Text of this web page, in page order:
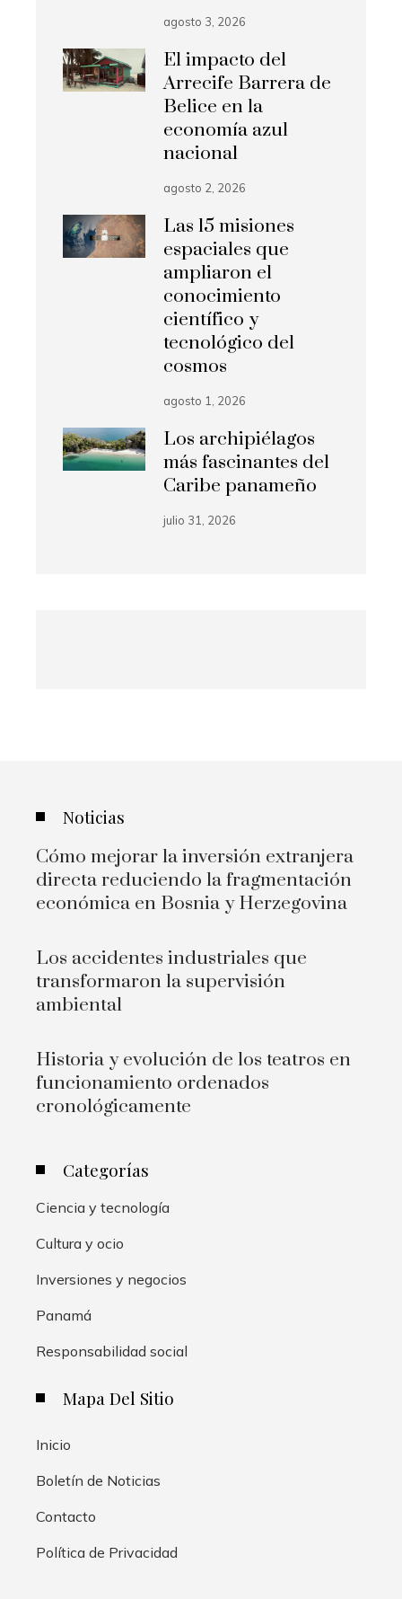
agosto 3, 2026
El impacto del
Arrecife Barrera de
Belice en la
economía azul
nacional
agosto 2, 2026
Las 15 misiones
espaciales que
ampliaron el
conocimiento
científico y
tecnológico del
cosmos
agosto 1, 2026
Los archipiélagos
más fascinantes del
Caribe panameño
julio 31, 2026
Noticias
Cómo mejorar la inversión extranjera
directa reduciendo la fragmentación
económica en Bosnia y Herzegovina
Los accidentes industriales que
transformaron la supervisión
ambiental
Historia y evolución de los teatros en
funcionamiento ordenados
cronológicamente
Categorías
Ciencia y tecnología
Cultura y ocio
Inversiones y negocios
Panamá
Responsabilidad social
Mapa Del Sitio
Inicio
Boletín de Noticias
Contacto
Política de Privacidad